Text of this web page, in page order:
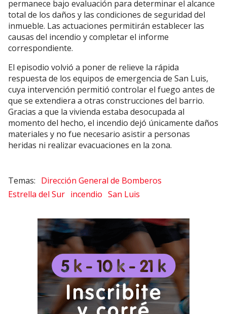
permanece bajo evaluación para determinar el alcance
total de los daños y las condiciones de seguridad del
inmueble. Las actuaciones permitirán establecer las
causas del incendio y completar el informe
correspondiente.
El episodio volvió a poner de relieve la rápida
respuesta de los equipos de emergencia de San Luis,
cuya intervención permitió controlar el fuego antes de
que se extendiera a otras construcciones del barrio.
Gracias a que la vivienda estaba desocupada al
momento del hecho, el incendio dejó únicamente daños
materiales y no fue necesario asistir a personas
heridas ni realizar evacuaciones en la zona.
Dirección General de Bomberos
Estrella del Sur incendio San Luis